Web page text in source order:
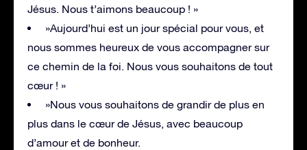
Jésus. Nous t’aimons beaucoup ! »
»Aujourd’hui est un jour spécial pour vous, et
nous sommes heureux de vous accompagner sur
ce chemin de la foi. Nous vous souhaitons de tout
cœur ! »
»Nous vous souhaitons de grandir de plus en
plus dans le cœur de Jésus, avec beaucoup
d’amour et de bonheur.